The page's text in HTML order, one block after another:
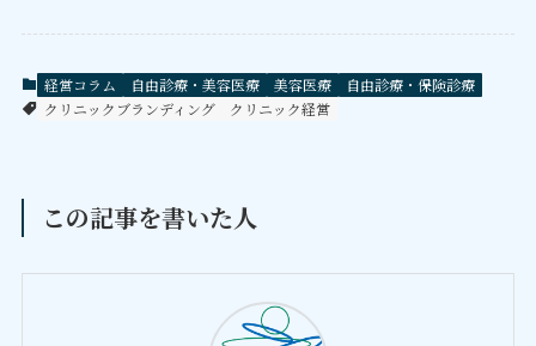
経営コラム 自由診療・美容医療 美容医療
自由診療・保険診療
クリニックブランディング
クリニック経営
この記事を書いた人